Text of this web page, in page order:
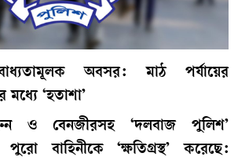
অবসর: মাঠ পর্যায়ের
মধ্যে ‘হতাশা’
ও বেনজীরসহ ‘দলবাজ পুলিশ’
পুরো বাহিনীকে ‘ক্ষতিগ্রস্থ’ করেছে: